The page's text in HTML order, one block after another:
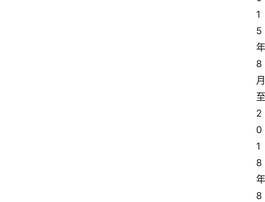
1
5
年
8
月
至
2
0
1
8
年
8